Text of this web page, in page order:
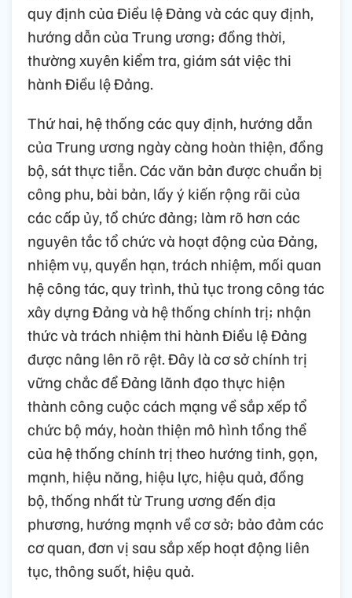
quy định của Điều lệ Đảng và các quy định,
hướng dẫn của Trung ương; đồng thời,
thường xuyên kiểm tra, giám sát việc thi
hành Điều lệ Đảng.
Thứ hai, hệ thống các quy định, hướng dẫn
của Trung ương ngày càng hoàn thiện, đồng
bộ, sát thực tiễn. Các văn bản được chuẩn bị
công phu, bài bản, lấy ý kiến rộng rãi của
các cấp ủy, tổ chức đảng; làm rõ hơn các
nguyên tắc tổ chức và hoạt động của Đảng,
nhiệm vụ, quyền hạn, trách nhiệm, mối quan
hệ công tác, quy trình, thủ tục trong công tác
xây dựng Đảng và hệ thống chính trị; nhận
thức và trách nhiệm thi hành Điều lệ Đảng
được nâng lên rõ rệt. Đây là cơ sở chính trị
vững chắc để Đảng lãnh đạo thực hiện
thành công cuộc cách mạng về sắp xếp tổ
chức bộ máy, hoàn thiện mô hình tổng thể
của hệ thống chính trị theo hướng tinh, gọn,
mạnh, hiệu năng, hiệu lực, hiệu quả, đồng
bộ, thống nhất từ Trung ương đến địa
phương, hướng mạnh về cơ sở; bảo đảm các
cơ quan, đơn vị sau sắp xếp hoạt động liên
tục, thông suốt, hiệu quả.